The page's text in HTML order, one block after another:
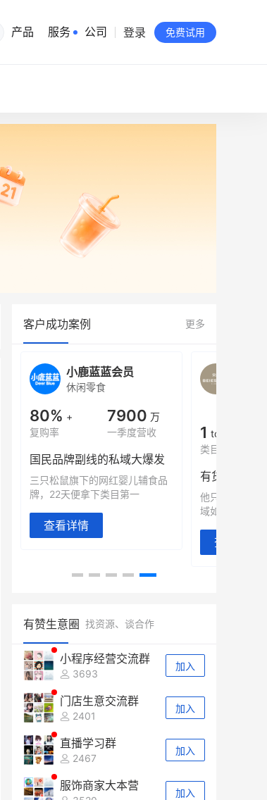
生意专家
产品 服务 公司
有赞公益
站点地图
登录 免费试用
客户成功案例 更多
小鹿蓝蓝会员
休闲零食
80% +
复购率
7900 万
一季度营收
国民品牌副线的私域大爆发
三只松鼠旗下的网红婴儿辅食品
牌，22天便拿下类目第一
查看详情
1 top
类目销售额
他只用7年做
域如何破局？
查看详情
有赞生意圈 找资源、谈合作
小程序经营交流群
3693
加入
门店生意交流群
2401
加入
直播学习群
2467
加入
服饰商家大本营
加入